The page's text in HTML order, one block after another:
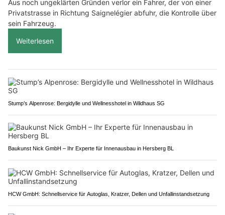
Aus noch ungeklärten Gründen verlor ein Fahrer, der von einer
Privatstrasse in Richtung Saignelégier abfuhr, die Kontrolle über
sein Fahrzeug.
Weiterlesen
Stump’s Alpenrose: Bergidylle und Wellnesshotel in Wildhaus SG
Baukunst Nick GmbH – Ihr Experte für Innenausbau in Hersberg BL
HCW GmbH: Schnellservice für Autoglas, Kratzer, Dellen und Unfallinstandsetzung